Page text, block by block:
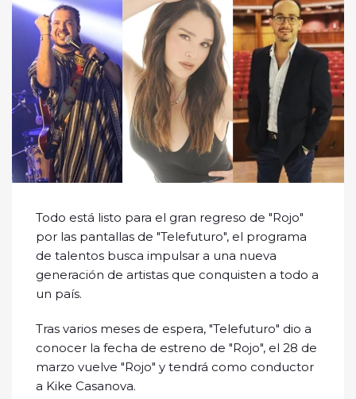
Todo está listo para el gran regreso de "Rojo"
por las pantallas de "Telefuturo", el programa
de talentos busca impulsar a una nueva
generación de artistas que conquisten a todo a
un país.
Tras varios meses de espera, "Telefuturo" dio a
conocer la fecha de estreno de "Rojo", el 28 de
marzo vuelve "Rojo" y tendrá como conductor
a Kike Casanova.